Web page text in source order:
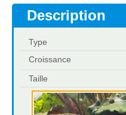
Description
Type
Croissance
Taille